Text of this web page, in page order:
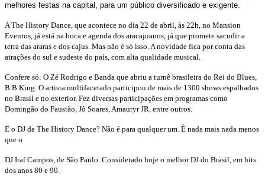
melhores festas na capital, para um público diversificado e exigente.
A The History Dance, que acontece no dia 22 de abril, às 22h, no Mansion
Eventos, já está na boca e agenda dos aracajuanos, já que promete sacudir a
terra das araras e dos cajus. Mas não é só isso. A novidade fica por conta das
atrações do sul e sudeste do país, com alta qualidade musical.
Confere só: O Zé Rodrigo e Banda que abriu a turnê brasileira do Rei do Blues,
B.B.King. O artista multifacetado participou de mais de 1300 shows espalhados
no Brasil e no exterior. Fez diversas participações em programas como
Domingão do Faustão, Jô Soares, Amauryr JR, entre outros.
E o DJ da The History Dance? Não é para qualquer um. É nada mais nada menos
que o
DJ Iraí Campos, de São Paulo. Considerado hoje o melhor DJ do Brasil, em hits
dos anos 80 e 90.